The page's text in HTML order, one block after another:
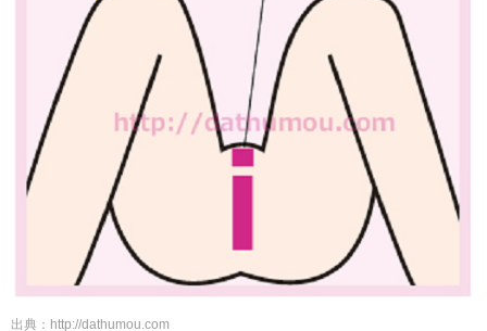
出典：http://dathumou.com